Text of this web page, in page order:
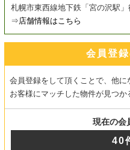
札幌市東西線地下鉄「宮の沢駅」
⇒ 店舗情報はこちら
会員登
会員登録をして頂くことで、他に
お客様にマッチした物件が見つか
現在の会
40